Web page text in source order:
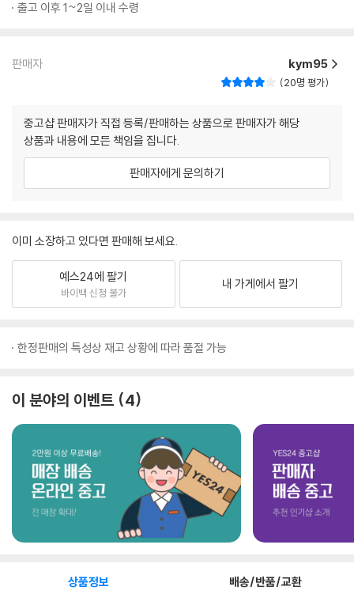
출고 이후 1~2일 이내 수령
판매자 kym95
20명 평가
중고샵 판매자가 직접 등록/판매하는 상품으로 판매자가 해당
상품과 내용에 모든 책임을 집니다.
판매자에게 문의하기
이미 소장하고 있다면 판매해 보세요.
예스24에 팔기
바이백 신청 불가
내 가게에서 팔기
한정판매의 특성상 재고 상황에 따라 품절 가능
이 분야의 이벤트 4
상품정보 배송/반품/교환